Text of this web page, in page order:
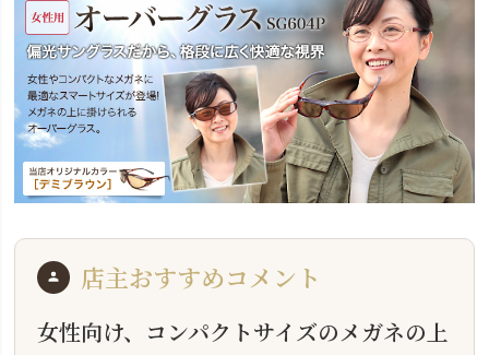
店主おすすめコメント
女性向け、コンパクトサイズのメガネの上